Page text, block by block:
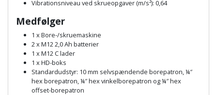
Skraber
Skruestik
Skruetrækker
Lader
Ligesliber
Limpistol
Linjelaser
Mobiltilbehør
Pavillon
Personlig
Vibrationsniveau ved skrueopgaver (m/s²): 0,64
Medfølger
1 x Bore-/skruemaskine
2 x M12 2,0 Ah batterier
1 x M12 C lader
1 x HD-boks
Standardudstyr: 10 mm selvspændende borepatron, ¼″
hex borepatron, ¼″ hex vinkelborepatron og ¼″ hex
offset-borepatron